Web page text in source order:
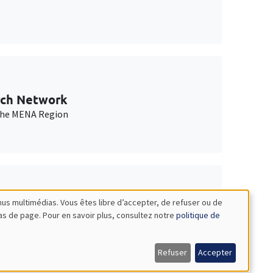
Network
MENA Region
multimédias. Vous êtes libre d’accepter, de refuser ou de
de page. Pour en savoir plus, consultez notre politique de
Refuser Accepter